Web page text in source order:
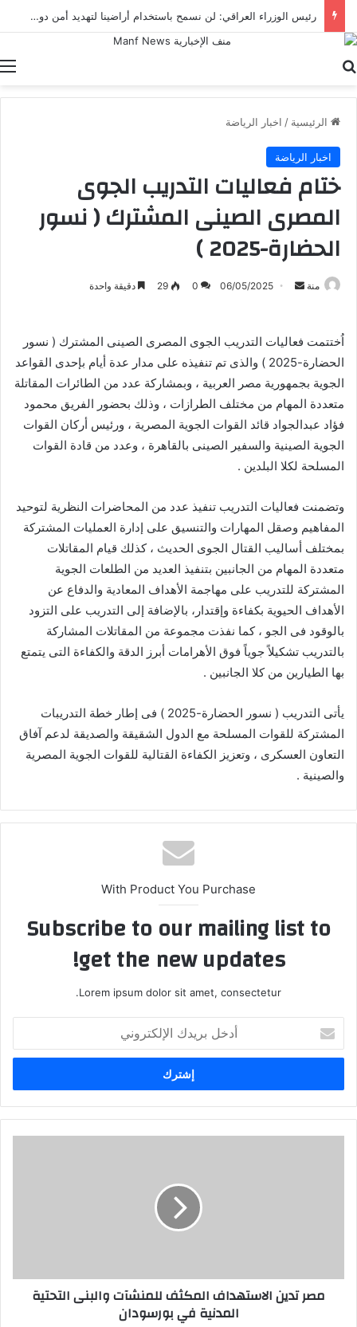
رئيس الوزراء العراقي: لن نسمح باستخدام أراضينا لتهديد أمن دول الجوار
الرئيسية / اخبار الرياضة
اخبار الرياضة
ختام فعاليات التدريب الجوى
المصرى الصينى المشترك ( نسور
الحضارة-2025 )
منة
أرسل 06/05/2025
0
29 دقيقة واحدة
اُختتمت فعاليات التدريب الجوى المصرى الصينى المشترك ( نسور
الحضارة-2025 ) والذى تم تنفيذه على مدار عدة أيام بإحدى القواعد
الجوية بجمهورية مصر العربية ، وبمشاركة عدد من الطائرات المقاتلة
متعددة المهام من مختلف الطرازات ، وذلك بحضور الفريق محمود
فؤاد عبدالجواد قائد القوات الجوية المصرية ، ورئيس أركان القوات
الجوية الصينية والسفير الصينى بالقاهرة ، وعدد من قادة القوات
المسلحة لكلا البلدين .
وتضمنت فعاليات التدريب تنفيذ عدد من المحاضرات النظرية لتوحيد
المفاهيم وصقل المهارات والتنسيق على إدارة العمليات المشتركة
بمختلف أساليب القتال الجوى الحديث ، كذلك قيام المقاتلات
متعددة المهام من الجانبين بتنفيذ العديد من الطلعات الجوية
المشتركة للتدريب على مهاجمة الأهداف المعادية والدفاع عن
الأهداف الحيوية بكفاءة وإقتدار، بالإضافة إلى التدريب على التزود
بالوقود فى الجو ، كما نفذت مجموعة من المقاتلات المشاركة
بالتدريب تشكيلاً جوياً فوق الأهرامات أبرز الدقة والكفاءة التى يتمتع
بها الطيارين من كلا الجانبين .
يأتى التدريب ( نسور الحضارة-2025 ) فى إطار خطة التدريبات
المشتركة للقوات المسلحة مع الدول الشقيقة والصديقة لدعم آفاق
التعاون العسكرى ، وتعزيز الكفاءة القتالية للقوات الجوية المصرية
والصينية .
With Product You Purchase
Subscribe to our mailing list to
get the new updates!
Lorem ipsum dolor sit amet, consectetur.
بريدك
الإلكتروني
مصر تدين الاستهداف المكثف للمنشآت والبنى التحتية
المدنية في بورسودان